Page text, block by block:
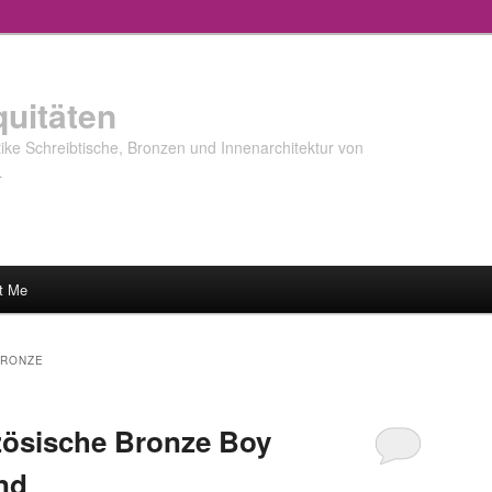
Schreibtische, Bronzen und Innenarchitektur von
Me
Bronze Boy